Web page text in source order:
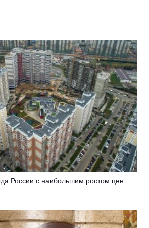
России с наибольшим ростом цен